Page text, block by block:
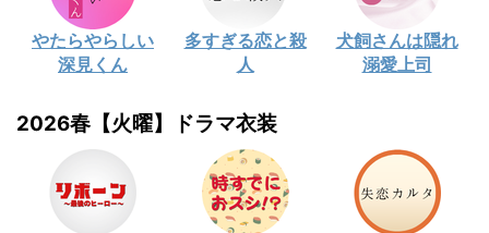
やたらやらしい
深見くん
多すぎる恋と殺
人
犬飼さんは隠れ
溺愛上司
2026春【火曜】ドラマ衣装